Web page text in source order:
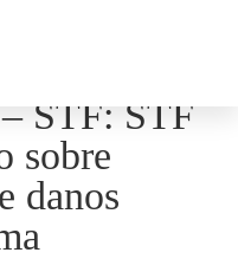
STF: STF
sobre
danos